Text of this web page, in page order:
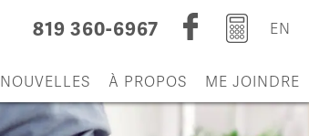
EN
819 360-6967
NOUVELLES À PROPOS ME JOINDRE